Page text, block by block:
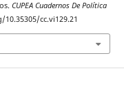
CUPEA Cuadernos De Política
cc.vi129.21